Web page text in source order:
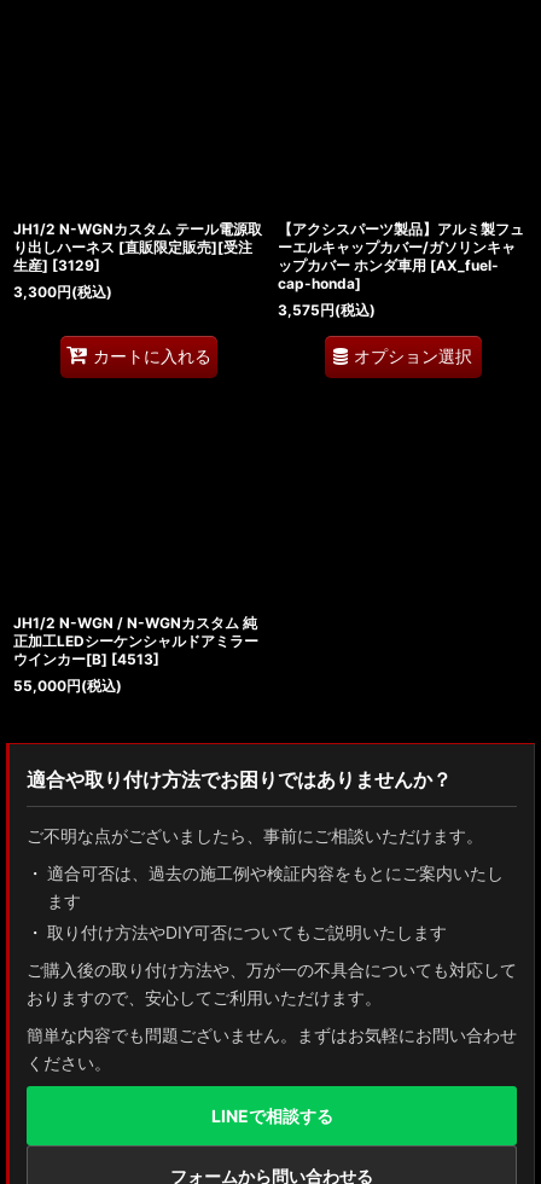
JH1/2 N-WGNカスタム テール電源取
り出しハーネス [直販限定販売][受注
生産] [3129]
3,300円(税込)
カートに入れる
【アクシスパーツ製品】アルミ製フュ
ーエルキャップカバー/ガソリンキャ
ップカバー ホンダ車用 [AX_fuel-
cap-honda]
3,575円(税込)
オプション選択
JH1/2 N-WGN / N-WGNカスタム 純
正加工LEDシーケンシャルドアミラー
ウインカー[B] [4513]
55,000円(税込)
適合や取り付け方法でお困りではありませんか？
ご不明な点がございましたら、事前にご相談いただけます。
適合可否は、過去の施工例や検証内容をもとにご案内いたし
ます
取り付け方法やDIY可否についてもご説明いたします
ご購入後の取り付け方法や、万が一の不具合についても対応して
おりますので、安心してご利用いただけます。
簡単な内容でも問題ございません。まずはお気軽にお問い合わせ
ください。
LINEで相談する
フォームから問い合わせる